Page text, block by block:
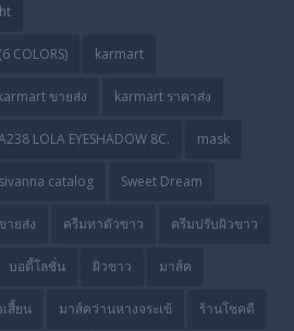
COLORS) karmart
ขายส่ง karmart ราคาส่ง
LOLA EYESHADOW 8C. mask
sivanna catalog Sweet Dream
ายส่ง ครีมทาตัวขาว ครีมปรับผิวขาว
บอดี้โลชั่น ผิวขาว มาส์ค
สี้ยน มาส์คว่านหางจระเข้ ร้านโชคดี